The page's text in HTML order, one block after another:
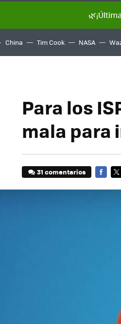
China Tim Cook NASA
Para los
mala para
31 comentarios